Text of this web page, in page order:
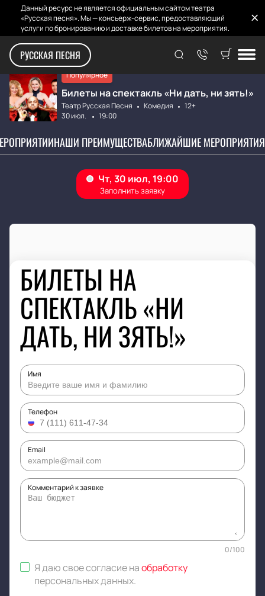
Данный ресурс не является официальным сайтом театра
«Русская песня». Мы — консьерж-сервис, предоставляющий
услуги по бронированию и доставке билетов на мероприятия.
РУССКАЯ ПЕСНЯ
Главная Афиша
Популярное
Билеты на спектакль «Ни дать, ни зять!»
Театр Русская Песня Комедия
12+
30 июл.
19:00
НАШИ ПРЕИМУЩЕСТВАБЛИЖАЙШИЕ МЕРОПРИЯТИЯ
БИЛЕТЫ НА
СПЕКТАКЛЬ «НИ
ДАТЬ, НИ ЗЯТЬ!»
Имя
Телефон
Email
Комментарий к заявке
0/100
Я даю свое согласие наобработку
персональных данных.